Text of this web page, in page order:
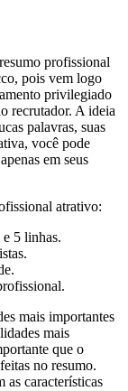
profissional
pois vem logo
privilegiado
recrutador. A ideia
palavras, suas
você pode
em seus
atrativo:
5 linhas.
mais importantes
mais
que o
no resumo.
as características